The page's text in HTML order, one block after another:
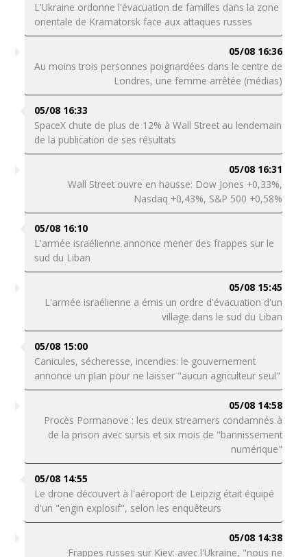
L'Ukraine ordonne l'évacuation de familles dans la zone
orientale de Kramatorsk face aux attaques russes
05/08 16:36
Au moins trois personnes poignardées dans le centre de
Londres, une femme arrêtée (médias)
05/08 16:33
SpaceX chute de plus de 12% à Wall Street au lendemain
de la publication de ses résultats
05/08 16:31
Wall Street ouvre en hausse: Dow Jones +0,33%,
Nasdaq +0,43%, S&P 500 +0,58%
05/08 16:10
L'armée israélienne annonce mener des frappes sur le
sud du Liban
05/08 15:45
L'armée israélienne a émis un ordre d'évacuation d'un
village dans le sud du Liban
05/08 15:00
Canicules, sécheresse, incendies: le gouvernement
annonce un plan pour ne laisser "aucun agriculteur seul"
05/08 14:58
Procès Pormanove : les deux streamers condamnés à
de la prison avec sursis et six mois de "bannissement
numérique"
05/08 14:55
Le drone découvert à l'aéroport de Leipzig était équipé
d'un "engin explosif", selon les enquêteurs
05/08 14:38
Frappes russes sur Kiev: avec l'Ukraine, "nous ne